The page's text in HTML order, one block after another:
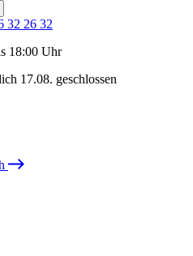
32 26 32
18:00 Uhr
17.08. geschlossen